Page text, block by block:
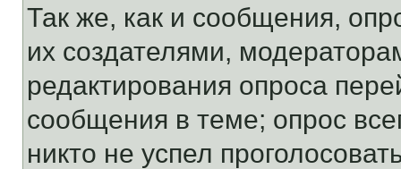
Так же, как и сообщения,
их создателями,
редактирования опроса
сообщения в теме; опрос
никто не успел